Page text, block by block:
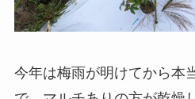
今年は梅雨が明けてから本